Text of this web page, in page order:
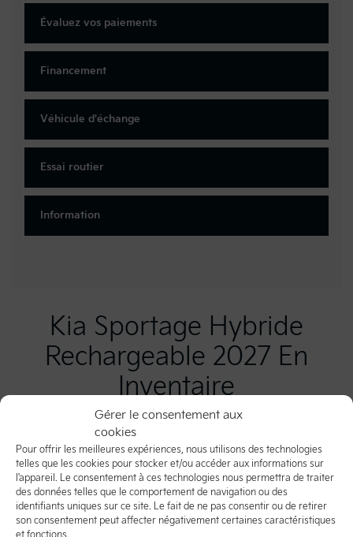
Gérer le consentement aux
cookies
Pour offrir les meilleures expériences, nous utilisons des technologies
telles que les cookies pour stocker et/ou accéder aux informations sur
l'appareil. Le consentement à ces technologies nous permettra de traiter
des données telles que le comportement de navigation ou des
identifiants uniques sur ce site. Le fait de ne pas consentir ou de retirer
son consentement peut affecter négativement certaines caractéristiques
et fonctions.
Kia Sportage Hybride
Rechargeable 2027 En
Inventaire
Évaluez vos paiements
Financement
Véhicule d'échange
Essai routier
Information